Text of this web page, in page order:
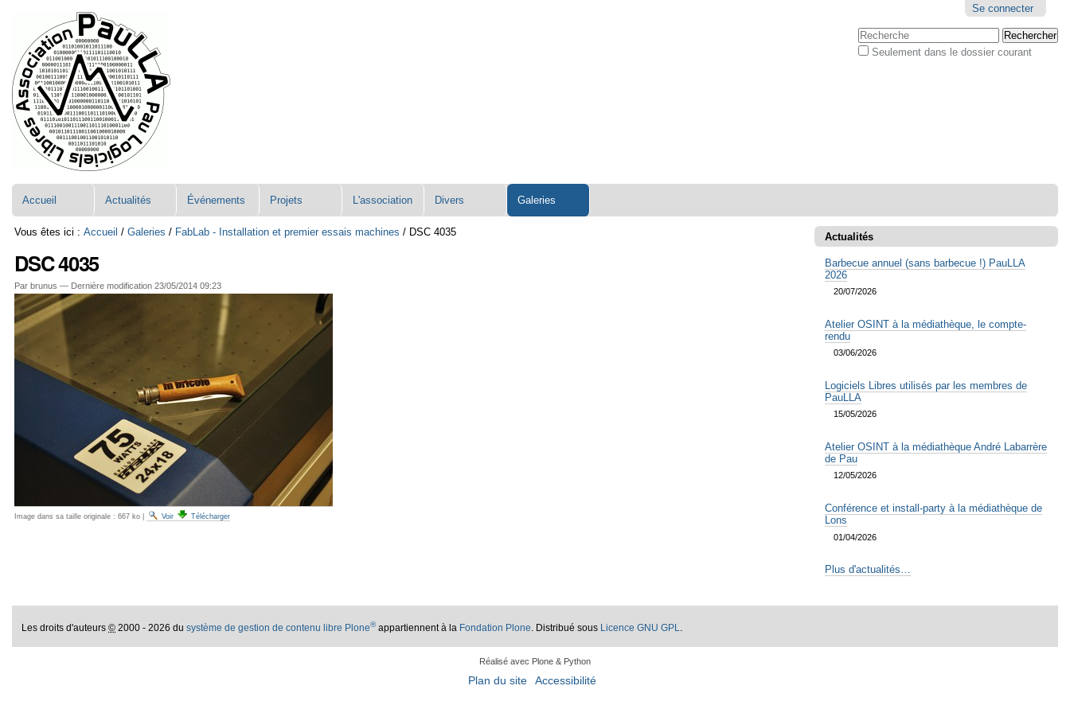
contenu.
Aller
à
la
navigation
personnels
Se connecter
Chercher par
Seulement dans le dossier courant
Accueil Actualités Événements Projets L'association Divers Galeries
Vous êtes ici : Accueil /Galeries / FabLab - Installation et premier essais machines / DSC 4035
DSC 4035
Par brunus — Dernière modification 23/05/2014 09:23
Image dans sa taille originale : 667 ko Voir Télécharger
Actualités
Barbecue annuel (sans barbecue !) PauLLA
2026
20/07/2026
Atelier OSINT à la médiathèque, le compte-
rendu
03/06/2026
Logiciels Libres utilisés par les membres de
PauLLA
15/05/2026
Atelier OSINT à la médiathèque André Labarrère
de Pau
12/05/2026
Conférence et install-party à la médiathèque de
Lons
01/04/2026
Plus d'actualités…
Les droits d'auteurs© 2000 - 2026 dusystème de gestion de contenu libre Plone®appartiennent à la Fondation Plone . Distribué sous Licence GNU GPL
Réalisé avec Plone & Python
Plan du site Accessibilité